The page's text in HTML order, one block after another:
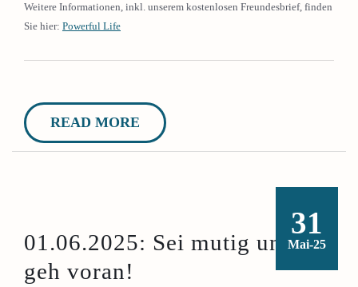
Weitere Informationen, inkl. unserem kostenlosen Freundesbrief, finden
Sie hier: Powerful Life
READ MORE
31
Mai-25
01.06.2025: Sei mutig und
geh voran!